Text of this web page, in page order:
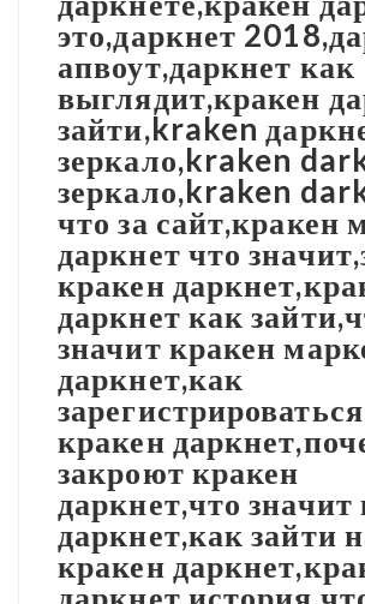
это,даркнет
апвоут,даркнет как
выглядит,кракен
зайти,kraken
зеркало,kraken
зеркало,kraken
что за сайт,кракен
даркнет что
кракен
даркнет как
значит кракен
даркнет,как
кракен
закроют кракен
даркнет,что значит
даркнет,как зайти
кракен